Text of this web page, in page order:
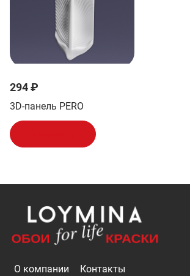
294 ₽
3D-панель PERO
О компании
Контакты